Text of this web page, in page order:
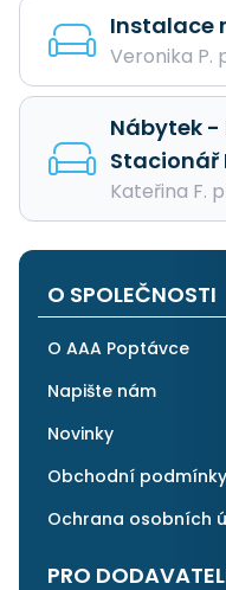
Instalace
Veronika P.
Nábytek -
Stacionář
Kateřina F.
O SPOLEČNOSTI
O AAA Poptávce
Napište nám
Novinky
Obchodní podmínky
Ochrana osobních
PRO